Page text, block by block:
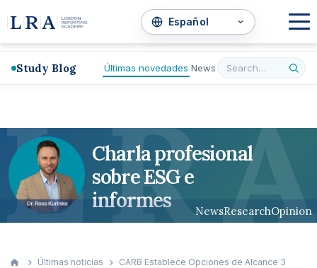
Study Blog Últimas novedades News
Charla profesional
sobre ESG e
informes
NewsResearchOpinion
LRA
Últimas noticias CARB Establece Opciones de Alcance 3